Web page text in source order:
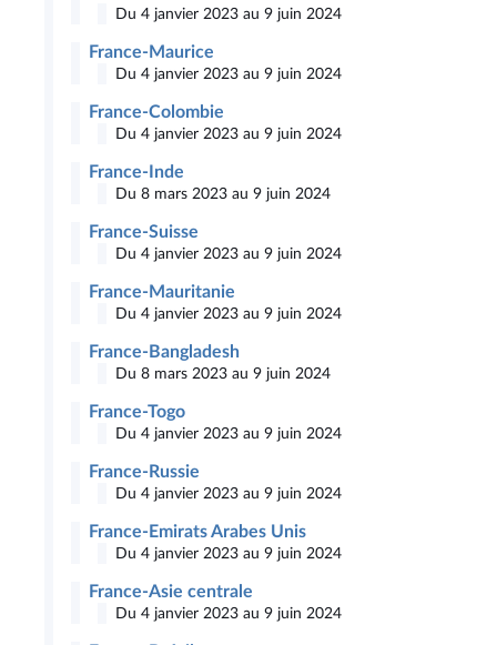
Du 4 janvier 2023 au 9 juin 2024
France-Maurice
Du 4 janvier 2023 au 9 juin 2024
France-Colombie
Du 4 janvier 2023 au 9 juin 2024
France-Inde
Du 8 mars 2023 au 9 juin 2024
France-Suisse
Du 4 janvier 2023 au 9 juin 2024
France-Mauritanie
Du 4 janvier 2023 au 9 juin 2024
France-Bangladesh
Du 8 mars 2023 au 9 juin 2024
France-Togo
Du 4 janvier 2023 au 9 juin 2024
France-Russie
Du 4 janvier 2023 au 9 juin 2024
France-Emirats Arabes Unis
Du 4 janvier 2023 au 9 juin 2024
France-Asie centrale
Du 4 janvier 2023 au 9 juin 2024